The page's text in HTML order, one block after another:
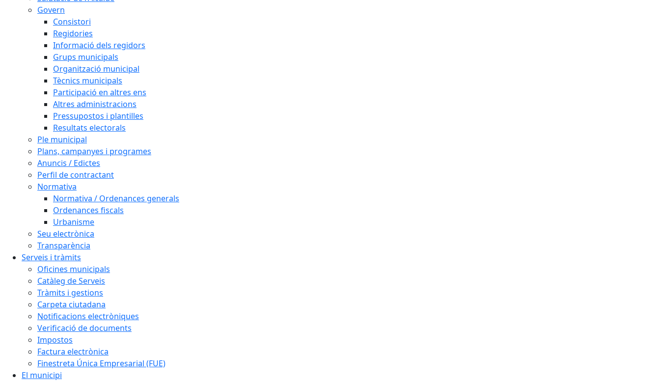
Govern
Consistori
Regidories
Informació dels regidors
Grups municipals
Organització municipal
Tècnics municipals
Participació en altres ens
Altres administracions
Pressupostos i plantilles
Resultats electorals
Ple municipal
Plans, campanyes i programes
Anuncis / Edictes
Perfil de contractant
Normativa
Normativa / Ordenances generals
Ordenances fiscals
Urbanisme
Seu electrònica
Transparència
Serveis i tràmits
Oficines municipals
Catàleg de Serveis
Tràmits i gestions
Carpeta ciutadana
Notificacions electròniques
Verificació de documents
Impostos
Factura electrònica
Finestreta Única Empresarial (FUE)
El municipi